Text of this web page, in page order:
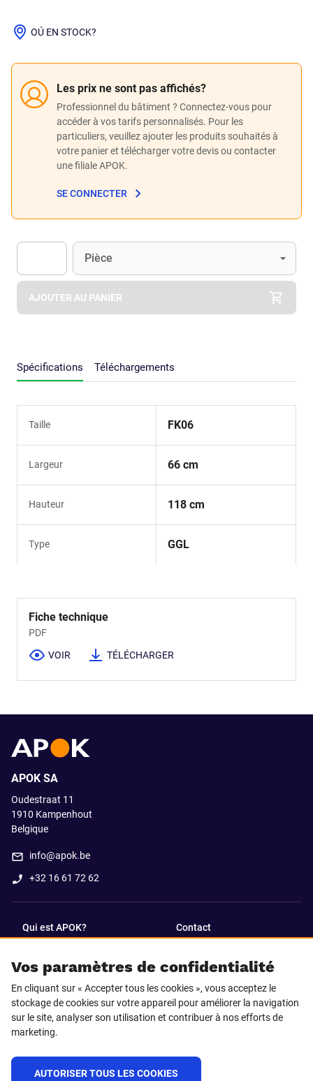
Les prix ne sont pas affichés?
Professionnel du bâtiment ? Connectez-vous pour
accéder à vos tarifs personnalisés. Pour les
particuliers, veuillez ajouter les produits souhaités à
votre panier et télécharger votre devis ou contacter
une filiale APOK.
SE CONNECTER
OÚ EN STOCK?
Apok.Product.Detail.AddToCart.Quantity (Optionnel)
Unité
Pièce
AJOUTER AU PANIER
Spécifications Téléchargements
Taille FK06
Largeur 66 cm
Hauteur 118 cm
Type GGL
Fiche technique
PDF
VOIR TÉLÉCHARGER
Vos paramètres de confidentialité
En cliquant sur « Accepter tous les cookies », vous acceptez le
stockage de cookies sur votre appareil pour améliorer la navigation
sur le site, analyser son utilisation et contribuer à nos efforts de
marketing.
AUTORISER TOUS LES COOKIES
APOK SA
Oudestraat 11
1910 Kampenhout
Belgique
info@apok.be
+32 16 61 72 62
Qui est APOK? Contact
SUIVEZ-NOUS SUR
Facebook LinkedIn